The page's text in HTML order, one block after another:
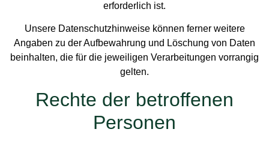
erforderlich ist.
Unsere Datenschutzhinweise können ferner weitere
Angaben zu der Aufbewahrung und Löschung von Daten
beinhalten, die für die jeweiligen Verarbeitungen vorrangig
gelten.
Rechte der betroffenen
Personen